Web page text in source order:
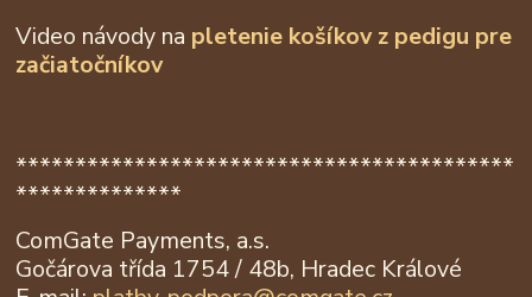
Video návody na pletenie košíkov z pedigu pre
začiatočníkov
******************************************
**************
ComGate Payments, a.s.
Gočárova třída 1754 / 48b, Hradec Králové